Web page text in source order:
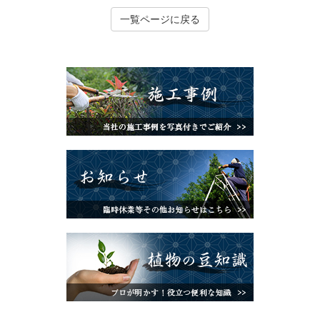
一覧ページに戻る